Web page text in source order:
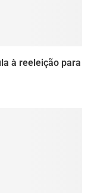
à reeleição para